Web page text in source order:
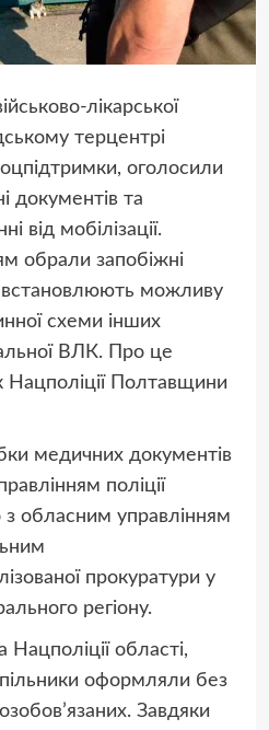
лікарської
терцентрі
оголосили
документів та
від мобілізації.
обрали запобіжні
встановлюють можливу
схеми інших
ВЛК. Про це
Нацполіції Полтавщини
медичних документів
поліції
обласним управлінням
прокуратури у
регіону.
області,
оформляли без
Завдяки